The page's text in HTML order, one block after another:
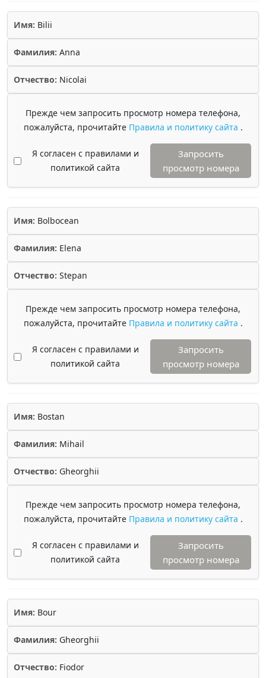
Имя: Bilii
Фамилия: Anna
Отчество: Nicolai
Прежде чем запросить просмотр номера телефона,
пожалуйста, прочитайте Правила и политику сайта .
Я согласен с правилами и
политикой сайта
Запросить
просмотр номера
Имя: Bolbocean
Фамилия: Elena
Отчество: Stepan
Прежде чем запросить просмотр номера телефона,
пожалуйста, прочитайте Правила и политику сайта .
Я согласен с правилами и
политикой сайта
Запросить
просмотр номера
Имя: Bostan
Фамилия: Mihail
Отчество: Gheorghii
Прежде чем запросить просмотр номера телефона,
пожалуйста, прочитайте Правила и политику сайта .
Я согласен с правилами и
политикой сайта
Запросить
просмотр номера
Имя: Bour
Фамилия: Gheorghii
Отчество: Fiodor